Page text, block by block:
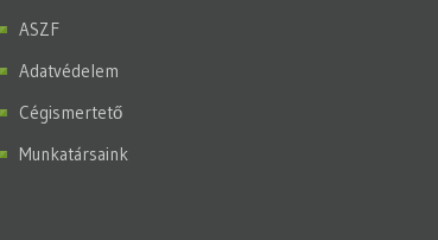
ASZF
Adatvédelem
Cégismertető
Munkatársaink